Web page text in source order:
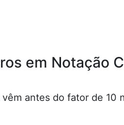
em Notação
antes do fator de